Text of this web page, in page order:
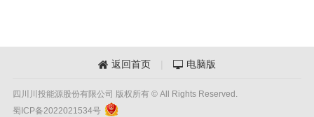
 返回首页  电脑版
四川川投能源股份有限公司 版权所有 © All Rights Reserved.
蜀ICP备2022021534号